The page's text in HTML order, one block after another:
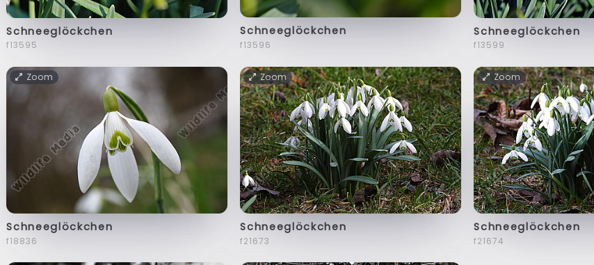
Schneeglöckchen
f13595
Schneeglöckchen
f13596
Schneeglöckchen
f13599
Zoom
Schneeglöckchen
f18836
Zoom
Schneeglöckchen
f21673
Zoom
Schneeglöckchen
f21674